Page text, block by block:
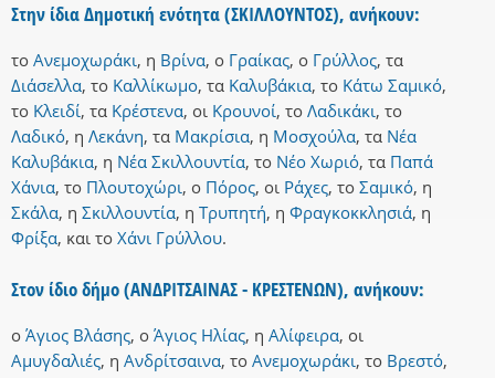
Στην ίδια Δημοτική ενότητα (ΣΚΙΛΛΟΥΝΤΟΣ), ανήκουν:
το Ανεμοχωράκι, η Βρίνα, ο Γραίκας, ο Γρύλλος, τα
Διάσελλα, το Καλλίκωμο, τα Καλυβάκια, το Κάτω Σαμικό,
το Κλειδί, τα Κρέστενα, οι Κρουνοί, το Λαδικάκι, το
Λαδικό, η Λεκάνη, τα Μακρίσια, η Μοσχούλα, τα Νέα
Καλυβάκια, η Νέα Σκιλλουντία, το Νέο Χωριό, τα Παπά
Χάνια, το Πλουτοχώρι, ο Πόρος, οι Ράχες, το Σαμικό, η
Σκάλα, η Σκιλλουντία, η Τρυπητή, η Φραγκοκκλησιά, η
Φρίξα, και το Χάνι Γρύλλου.
Στον ίδιο δήμο (ΑΝΔΡΙΤΣΑΙΝΑΣ - ΚΡΕΣΤΕΝΩΝ), ανήκουν:
ο Άγιος Βλάσης, ο Άγιος Ηλίας, η Αλίφειρα, οι
Αμυγδαλιές, η Ανδρίτσαινα, το Ανεμοχωράκι, το Βρεστό,